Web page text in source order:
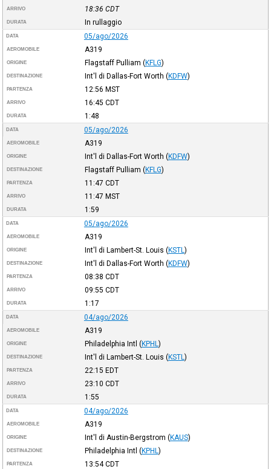
ARRIVO 18:36 CDT
DURATA In rullaggio
DATA 05/ago/2026
AEROMOBILE A319
ORIGINE Flagstaff Pulliam (KFLG)
DESTINAZIONE Int'l di Dallas-Fort Worth (KDFW)
PARTENZA 12:56 MST
ARRIVO 16:45 CDT
DURATA 1:48
DATA 05/ago/2026
AEROMOBILE A319
ORIGINE Int'l di Dallas-Fort Worth (KDFW)
DESTINAZIONE Flagstaff Pulliam (KFLG)
PARTENZA 11:47 CDT
ARRIVO 11:47 MST
DURATA 1:59
DATA 05/ago/2026
AEROMOBILE A319
ORIGINE Int'l di Lambert-St. Louis (KSTL )
DESTINAZIONE Int'l di Dallas-Fort Worth (KDFW)
PARTENZA 08:38 CDT
ARRIVO 09:55 CDT
DURATA 1:17
DATA 04/ago/2026
AEROMOBILE A319
ORIGINE Philadelphia Intl (KPHL )
DESTINAZIONE Int'l di Lambert-St. Louis (KSTL )
PARTENZA 22:15 EDT
ARRIVO 23:10 CDT
DURATA 1:55
DATA 04/ago/2026
AEROMOBILE A319
ORIGINE Int'l di Austin-Bergstrom (KAUS)
DESTINAZIONE Philadelphia Intl (KPHL )
PARTENZA 13:54CDT